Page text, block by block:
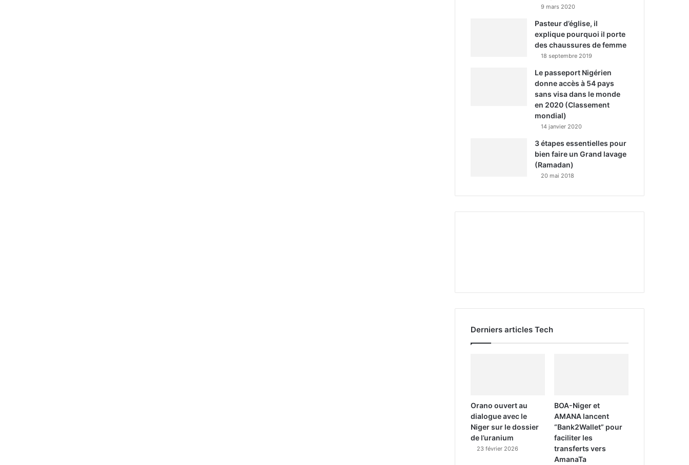
9 mars 2020
Pasteur d’église, il
explique pourquoi il porte
des chaussures de femme
18 septembre 2019
Le passeport Nigérien
donne accès à 54 pays
sans visa dans le monde
en 2020 (Classement
mondial)
14 janvier 2020
3 étapes essentielles pour
bien faire un Grand lavage
(Ramadan)
20 mai 2018
Derniers articles Tech
Orano ouvert au
dialogue avec le
Niger sur le dossier
de l’uranium
23 février 2026
BOA-Niger et
AMANA lancent
“Bank2Wallet” pour
faciliter les
transferts vers
AmanaTa